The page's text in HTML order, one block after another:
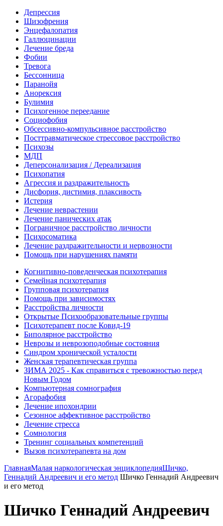
Депрессия
Шизофрения
Энцефалопатия
Галлюцинации
Лечение бреда
Фобии
Тревога
Бессонница
Паранойя
Анорексия
Булимия
Психогенное переедание
Социофобия
Обсессивно-компульсивное расстройство
Посттравматическое стрессовое расстройство
Психозы
МДП
Деперсонализация / Дереализация
Психопатия
Агрессия и раздражительность
Дисфория, дистимия, плаксивость
Истерия
Лечение неврастении
Лечение панических атак
Пограничное расстройство личности
Психосоматика
Лечение раздражительности и нервозности
Помощь при нарушениях памяти
Когнитивно-поведенческая психотерапия
Семейная психотерапия
Групповая психотерапия
Помощь при зависимостях
Расстройства личности
Открытые Психообразовательные группы
Психотерапевт после Ковид-19
Биполярное расстройство
Неврозы и неврозоподобные состояния
Синдром хронической усталости
Женская терапевтическая группа
ЗИМА 2025 - Как справиться с тревожностью перед
Новым Годом
Компьютерная сомнография
Агорафобия
Лечение ипохондрии
Сезонное аффективное расстройство
Лечение стресса
Сомнология
Тренинг социальных компетенций
Вызов психотерапевта на дом
ГлавнаяМалая наркологическая энциклопедияШичко,
Геннадий Андреевич и его метод Шичко Геннадий Андреевич
и его метод
Шичко Геннадий Андреевич